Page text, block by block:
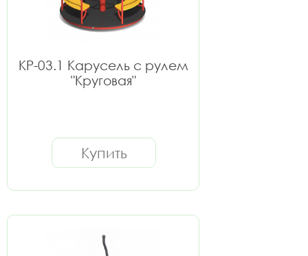
КР-03.1 Карусель с рулем
"Круговая"
Купить